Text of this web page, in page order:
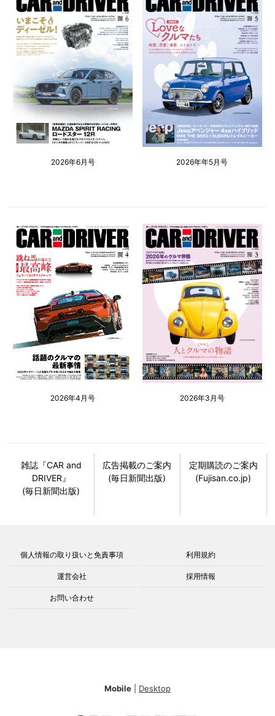
2026年6月号 2026年年5月号
2026年4月号 2026年3月号
雑誌『CAR and
DRIVER』
(毎日新聞出版)
広告掲載のご案内
(毎日新聞出版)
定期購読のご案内
(Fujisan.co.jp)
個人情報の取り扱いと免責事項 利用規約
運営会社 採用情報
お問い合わせ
Mobile Desktop